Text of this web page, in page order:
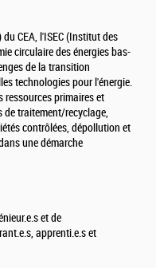
CEA, l'ISEC (Institut des
circulaire des énergies bas-
de la transition
technologies pour l'énergie.
primaires et
de traitement/recyclage,
contrôlées, dépollution et
une démarche
et de
apprenti.e.s et